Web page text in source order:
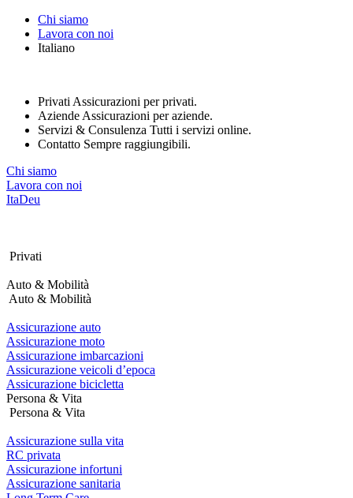
questo
Web
accessibilità.
Chi siamo
Lavora con noi
Italiano
Privati Assicurazioni per privati.
Aziende Assicurazioni per aziende.
Servizi & Consulenza Tutti i servizi online.
Contatto Sempre raggiungibili.
Chi siamo
Lavora con noi
ItaDeu
Privati
Auto & Mobilità
Auto & Mobilità
Assicurazione auto
Assicurazione moto
Assicurazione imbarcazioni
Assicurazione veicoli d’epoca
Assicurazione bicicletta
Persona & Vita
Persona & Vita
Assicurazione sulla vita
RC privata
Assicurazione infortuni
Assicurazione sanitaria